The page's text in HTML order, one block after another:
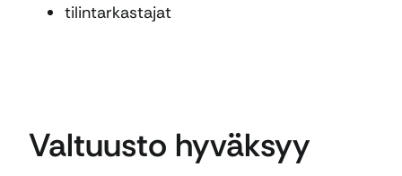
tilintarkastajat
Valtuusto hyväksyy